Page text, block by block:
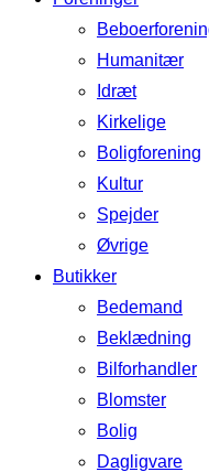
Humanitær
Idræt
Kirkelige
Boligforening
Kultur
Spejder
Øvrige
Butikker
Bedemand
Beklædning
Bilforhandler
Blomster
Bolig
Dagligvare